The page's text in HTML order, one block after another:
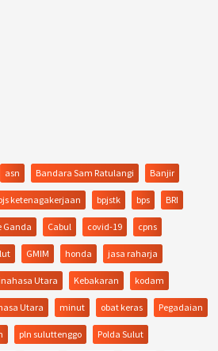
asn Bandara Sam Ratulangi Banjir
ketenagakerjaan bpjstk bps BRI
Ganda Cabul covid-19 cpns
GMIM honda jasa raharja
Utara Kebakaran kodam
Utara minut obat keras Pegadaian
pln suluttenggo Polda Sulut